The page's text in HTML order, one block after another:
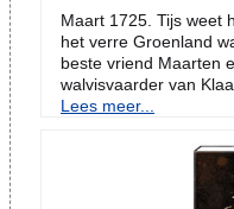
Maart 1725. Tijs weet
het verre Groenland
beste vriend Maarten
walvisvaarder van
Lees meer...